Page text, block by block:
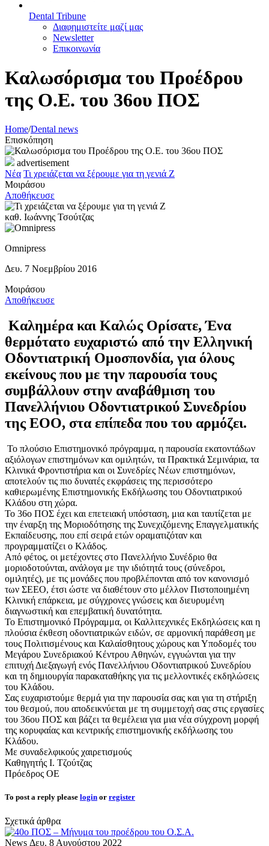
Dental Tribune
Διαφημιστείτε μαζί μας
Newsletter
Επικοινωνία
Καλωσόρισμα του Προέδρου
της Ο.Ε. του 36ου ΠΟΣ
Home/Dental news
Επισκόπηση
advertisement
Νέα Τι χρειάζεται να ξέρουμε για τη γενιά Ζ
Μοιράσου
Αποθήκευσε
καθ. Ιωάννης Τσούτζας
Omnipress
Δευ. 7 Νοεμβρίου 2016
Μοιράσου
Αποθήκευσε
Καλημέρα και Καλώς Ορίσατε, Ένα
θερμότατο ευχαριστώ από την Ελληνική
Οδοντιατρική Ομοσπονδία, για όλους
εκείνους που με την παρουσία τους
συμβάλλουν στην αναβάθμιση του
Πανελλήνιου Οδοντιατρικού Συνεδρίου
της ΕΟΟ, στα επίπεδα που του αρμόζει.
Το πλούσιο Επιστημονικό πρόγραμμα, η παρουσία εκατοντάδων
αξιόλογων επιστημόνων και ομιλητών, τα Πρακτικά Σεμινάρια, τα
Κλινικά Φροντιστήρια και οι Συνεδρίες Νέων επιστημόνων,
αποτελούν τις πιο δυνατές εκφράσεις της περισσότερο
καθιερωμένης Επιστημονικής Εκδήλωσης του Οδοντιατρικού
Κλάδου στη χώρα.
Το 36ο ΠΟΣ έχει και επετειακή υπόσταση, μια και ταυτίζεται με
την έναρξη της Μοριοδότησης της Συνεχιζόμενης Επαγγελματικής
Εκπαίδευσης, που επί σειρά ετών οραματιζόταν και
προγραμματίζει ο Κλάδος.
Από φέτος, οι μετέχοντες στο Πανελλήνιο Συνέδριο θα
μοριοδοτούνται, ανάλογα με την ιδιότητά τους (σύνεδροι,
ομιλητές), με τις μονάδες που προβλέπονται από τον κανονισμό
των ΣΕΕΟ, έτσι ώστε να διαθέτουν στο μέλλον Πιστοποιημένη
Κλινική επάρκεια, με σύγχρονες γνώσεις και διευρυμένη
διαγνωστική και επεμβατική δυνατότητα.
Το Επιστημονικό Πρόγραμμα, οι Καλλιτεχνικές Εκδηλώσεις και η
πλούσια έκθεση οδοντιατρικών ειδών, σε αρμονική παράθεση με
τους Πολιτισμένους και Καλαίσθητους χώρους και Υποδομές του
Μεγάρου Συνεδριακού Κέντρου Αθηνών, εγγυώνται για την
επιτυχή Διεξαγωγή ενός Πανελλήνιου Οδοντιατρικού Συνεδρίου
και τη δημιουργία παρακαταθήκης για τις μελλοντικές εκδηλώσεις
του Κλάδου.
Σας ευχαριστούμε θερμά για την παρουσία σας και για τη στήριξη
του θεσμού, που αποδεικνύεται με τη συμμετοχή σας στις εργασίες
του 36ου ΠΟΣ και βάζει τα θεμέλεια για μια νέα σύγχρονη μορφή
της κορυφαίας και κεντρικής επιστημονικής εκδήλωσης του
Κλάδου.
Με συναδελφικούς χαιρετισμούς
Καθηγητής Ι. Τζούτζας
Πρόεδρος ΟΕ
To post a reply please login or register
Σχετικά άρθρα
News Δευ. 8 Αυγούστου 2022